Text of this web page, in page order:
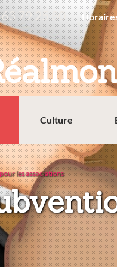
79 25 80
Culture
les associations